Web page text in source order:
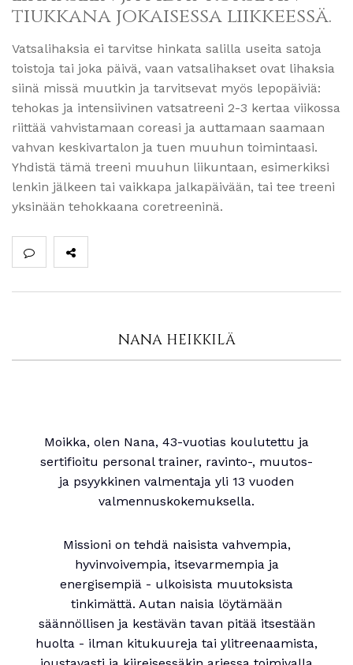
tiukkana jokaisessa liikkeessä.
Vatsalihaksia ei tarvitse hinkata salilla useita satoja
toistoja tai joka päivä, vaan vatsalihakset ovat lihaksia
siinä missä muutkin ja tarvitsevat myös lepopäiviä:
tehokas ja intensiivinen vatsatreeni 2-3 kertaa viikossa
riittää vahvistamaan coreasi ja auttamaan saamaan
vahvan keskivartalon ja tuen muuhun toimintaasi.
Yhdistä tämä treeni muuhun liikuntaan, esimerkiksi
lenkin jälkeen tai vaikkapa jalkapäivään, tai tee treeni
yksinään tehokkaana coretreeninä.
NANA HEIKKILÄ
Moikka, olen Nana, 43-vuotias koulutettu ja
sertifioitu personal trainer, ravinto-, muutos-
ja psyykkinen valmentaja yli 13 vuoden
valmennuskokemuksella.
Missioni on tehdä naisista vahvempia,
hyvinvoivempia, itsevarmempia ja
energisempiä - ulkoisista muutoksista
tinkimättä. Autan naisia löytämään
säännöllisen ja kestävän tavan pitää itsestään
huolta - ilman kitukuureja tai ylitreenaamista,